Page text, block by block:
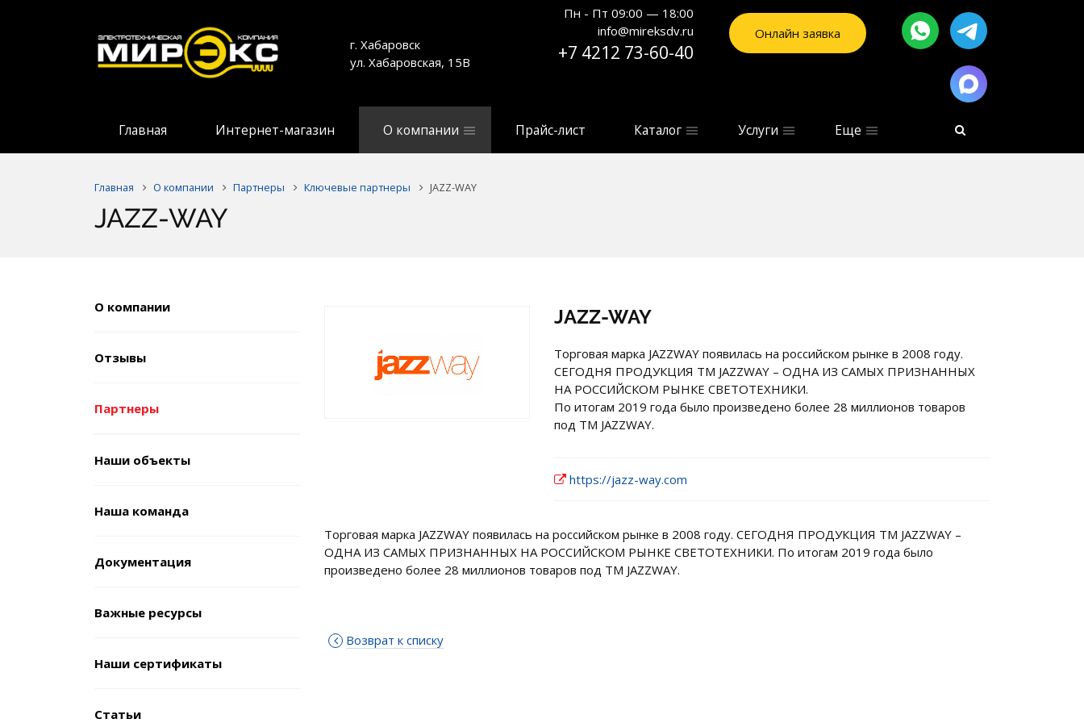
г. Хабаровск
ул. Хабаровская, 15В
Пн - Пт 09:00 — 18:00
info@mireksdv.ru
+7 4212 73-60-40
Онлайн заявка
Главная Интернет-магазин О компании Прайс-лист Каталог Услуги Еще
Главная О компании Партнеры Ключевые партнеры JAZZ-WAY
JAZZ-WAY
О компании
Отзывы
Партнеры
Наши объекты
Наша команда
Документация
Важные ресурсы
Наши сертификаты
Cтатьи
JAZZ-WAY
Торговая марка JAZZWAY появилась на российском рынке в 2008 году.
СЕГОДНЯ ПРОДУКЦИЯ ТМ JAZZWAY – ОДНА ИЗ САМЫХ ПРИЗНАННЫХ
НА РОССИЙСКОМ РЫНКЕ СВЕТОТЕХНИКИ.
По итогам 2019 года было произведено более 28 миллионов товаров
под ТМ JAZZWAY.
https://jazz-way.com
Торговая марка JAZZWAY появилась на российском рынке в 2008 году. СЕГОДНЯ ПРОДУКЦИЯ ТМ JAZZWAY –
ОДНА ИЗ САМЫХ ПРИЗНАННЫХ НА РОССИЙСКОМ РЫНКЕ СВЕТОТЕХНИКИ. По итогам 2019 года было
произведено более 28 миллионов товаров под ТМ JAZZWAY.
Возврат к списку